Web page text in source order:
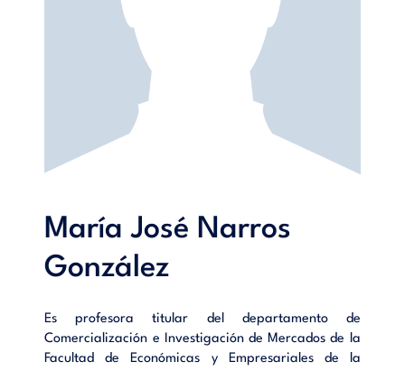
María José Narros
González
Es profesora titular del departamento de
Comercialización e Investigación de Mercados de la
Facultad de Económicas y Empresariales de la